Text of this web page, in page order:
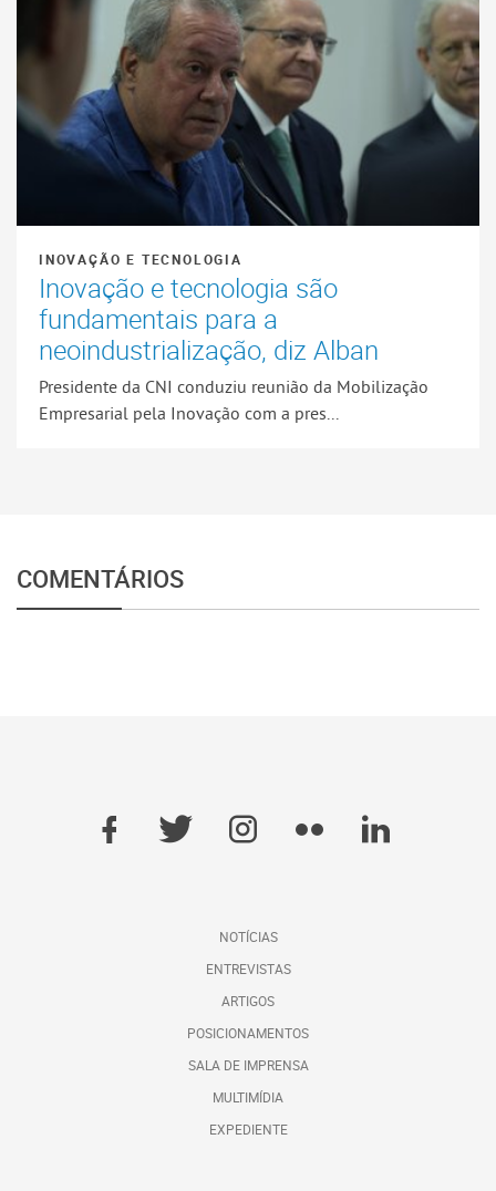
INOVAÇÃO E TECNOLOGIA
Inovação e tecnologia são
fundamentais para a
neoindustrialização, diz Alban
Presidente da CNI conduziu reunião da Mobilização
Empresarial pela Inovação com a pres...
COMENTÁRIOS
NOTÍCIAS
ENTREVISTAS
ARTIGOS
POSICIONAMENTOS
SALA DE IMPRENSA
MULTIMÍDIA
EXPEDIENTE